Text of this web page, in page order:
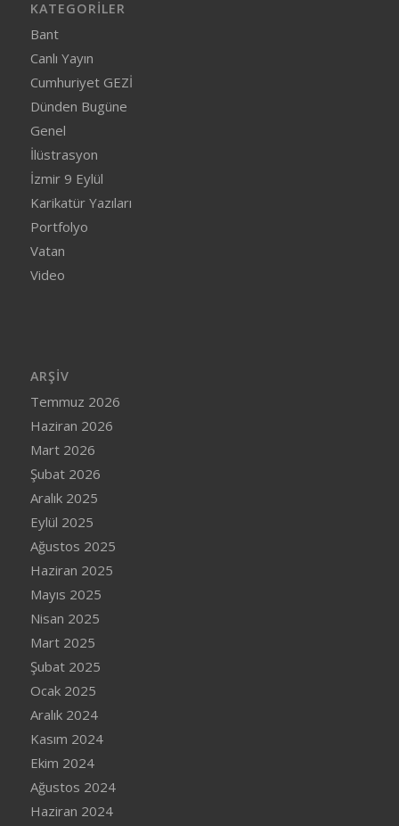
KATEGORILER
Bant
Canlı Yayın
Cumhuriyet GEZİ
Dünden Bugüne
Genel
İlüstrasyon
İzmir 9 Eylül
Karikatür Yazıları
Portfolyo
Vatan
Video
ARŞIV
Temmuz 2026
Haziran 2026
Mart 2026
Şubat 2026
Aralık 2025
Eylül 2025
Ağustos 2025
Haziran 2025
Mayıs 2025
Nisan 2025
Mart 2025
Şubat 2025
Ocak 2025
Aralık 2024
Kasım 2024
Ekim 2024
Ağustos 2024
Haziran 2024